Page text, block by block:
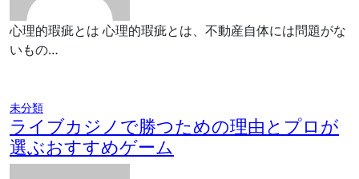
心理的瑕疵とは 心理的瑕疵とは、不動産自体には問題がな
いもの…
未分類
ライブカジノで勝つための理由とプロが
選ぶおすすめゲーム